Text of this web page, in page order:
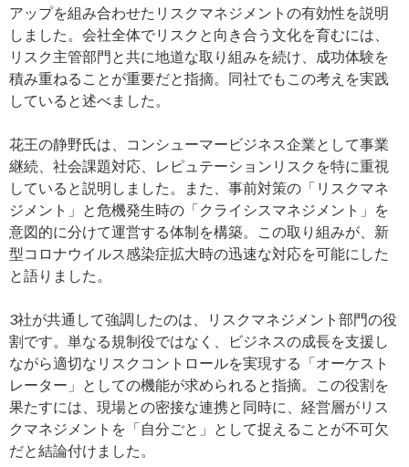
アップを組み合わせたリスクマネジメントの有効性を説明
しました。会社全体でリスクと向き合う文化を育むには、
リスク主管部門と共に地道な取り組みを続け、成功体験を
積み重ねることが重要だと指摘。同社でもこの考えを実践
していると述べました。
花王の静野氏は、コンシューマービジネス企業として事業
継続、社会課題対応、レピュテーションリスクを特に重視
していると説明しました。また、事前対策の「リスクマネ
ジメント」と危機発生時の「クライシスマネジメント」を
意図的に分けて運営する体制を構築。この取り組みが、新
型コロナウイルス感染症拡大時の迅速な対応を可能にした
と語りました。
3社が共通して強調したのは、リスクマネジメント部門の役
割です。単なる規制役ではなく、ビジネスの成長を支援し
ながら適切なリスクコントロールを実現する「オーケスト
レーター」としての機能が求められると指摘。この役割を
果たすには、現場との密接な連携と同時に、経営層がリス
クマネジメントを「自分ごと」として捉えることが不可欠
だと結論付けました。